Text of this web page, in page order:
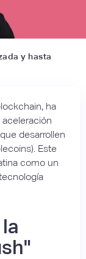
y hasta
ha
aceleración
desarrollen
Este
como un